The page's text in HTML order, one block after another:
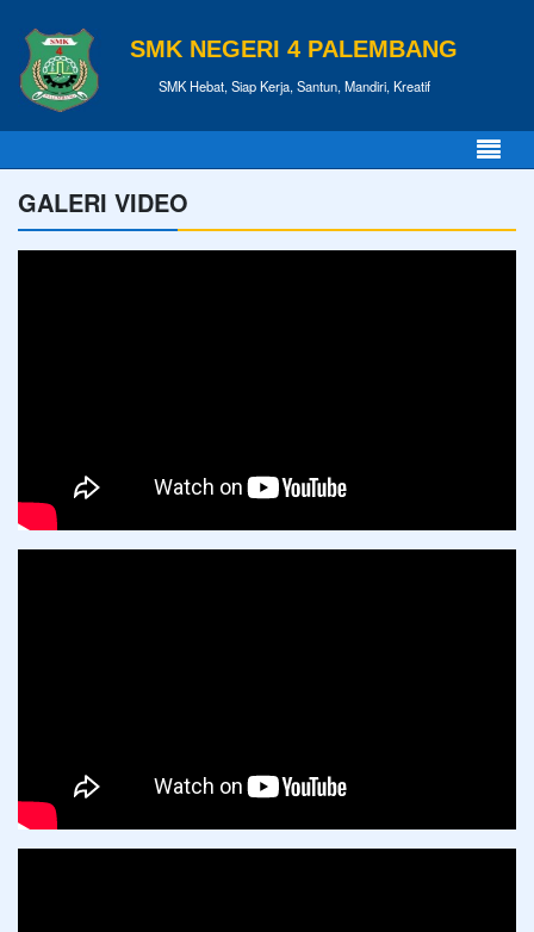
SMK NEGERI 4 PALEMBANG
SMK Hebat, Siap Kerja, Santun, Mandiri, Kreatif
GALERI VIDEO